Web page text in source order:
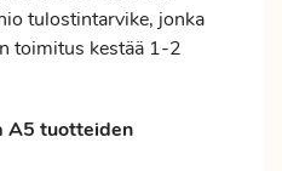
tulostintarvike, jonka
toimitus kestää 1-2
A5 tuotteiden